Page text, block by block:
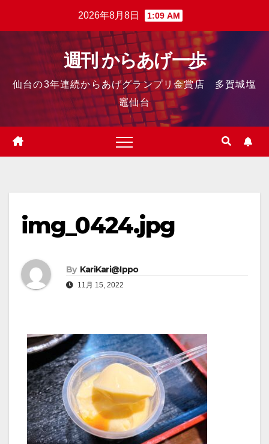
2026年8月8日 1:09 AM
週刊 からあげ一歩
仙台の3年連続からあげグランプリ金賞店 多賀城塩
竈仙台
img_0424.jpg
By KariKari@Ippo
11月 15, 2022